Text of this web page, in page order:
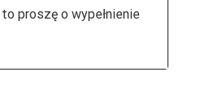
proszę o wypełnienie